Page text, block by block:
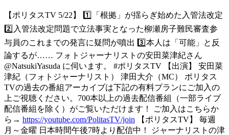
【ポリタスTV 5/22】 1️⃣「根拠」が揺らぎ始めた入管法改定
2️⃣入管法改定問題で立法事実となった柳瀬房子難民審査参
与員のこれまでの発言に疑問が噴出 3️⃣本人は「可能」と反
論するが…… フォトジャーナリストの安田菜津紀さん
@NatsukiYasuda に伺います。 #ポリタスTV 【出演】 安田菜
津紀（フォトジャーナリスト） 津田大介（MC） ポリタス
TVの過去の番組アーカイブは下記の有料プランにご加入の
上ご視聴ください。700本以上の過去配信番組（一部ライブ
配信番組を除く）がご覧いただけます！ ご加入はこちらか
ら→ https://youtube.com/PolitasTV/join 【ポリタスTV】 毎週
月～金曜 日本時間午後7時より配信中！ ジャーナリストの津